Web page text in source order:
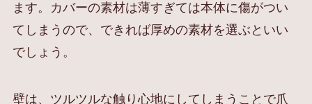
ます。カバーの素材は薄すぎては本体に傷がつい
てしまうので、できれば厚めの素材を選ぶといい
でしょう。
壁は、ツルツルな触り心地にしてしまうことで爪